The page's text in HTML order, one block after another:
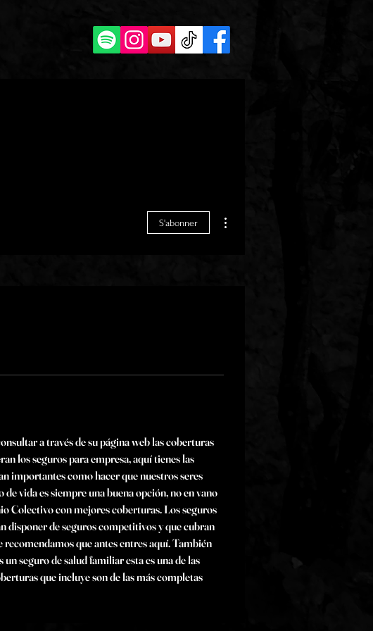
a través de su página web las coberturas
los seguros para empresa, aquí tienes las
importantes como hacer que nuestros seres
vida es siempre una buena opción, no en vano
Colectivo con mejores coberturas. Los seguros
disponer de seguros competitivos y que cubran
recomendamos que antes entres aquí. También
seguro de salud familiar esta es una de las
que incluye son de las más completas
S'abonner